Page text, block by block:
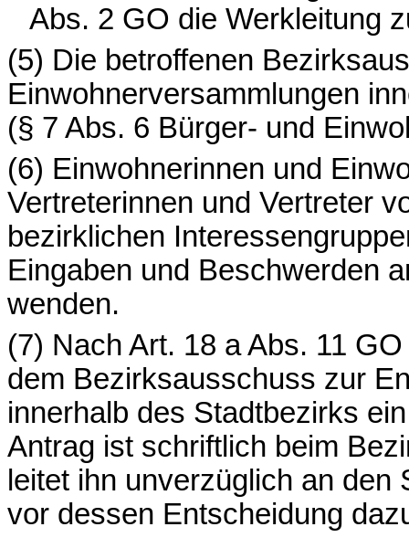
Abs. 2 GO die Werkleitung
(5) Die betroffenen
Einwohnerversammlungen
(§ 7 Abs. 6 Bürger- und
(6) Einwohnerinnen und
Vertreterinnen und Vertreter
bezirklichen
Eingaben und Beschwerden
wenden.
(7) Nach Art. 18 a Abs. 11
dem Bezirksausschuss zur
innerhalb des Stadtbezirks
Antrag ist schriftlich beim
leitet ihn unverzüglich an den
vor dessen Entscheidung